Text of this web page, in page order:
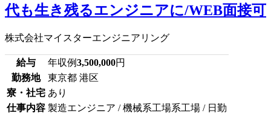
代も生き残るエンジニアに/WEB面接可
株式会社マイスターエンジニアリング
給与 年収例3,500,000円
勤務地
東京都 港区
寮・社宅 あり
仕事内容 製造エンジニア / 機械系工場系工場 / 日勤